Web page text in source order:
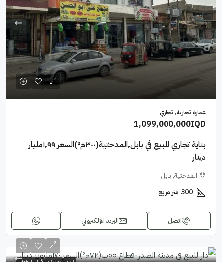
عمارة تجارية, تجاري
1,099,000,000IQD
بناية تجاري للبيع في بابل٬المدحتية(٣٠٠م²)السعر ١٬٩٩مليار
دينار
المدحتية, بابل
300 متر مربع
اتصل البريد الإلكتروني